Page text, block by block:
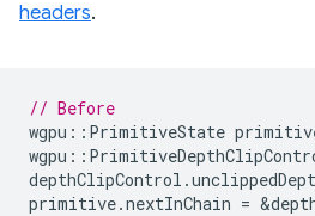
headers.
// Before
wgpu :: PrimitiveState
wgpu ::
depthClipControl .
primitive.nextInChain = &